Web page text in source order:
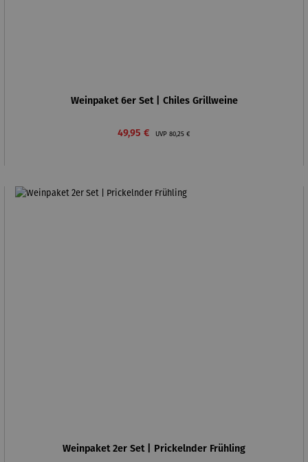
Weinpaket 6er Set | Chiles Grillweine
Verkaufspreis:
49,95 € UVP Regulärer Preis:
80,25 €
Weinpaket 2er Set | Prickelnder Frühling